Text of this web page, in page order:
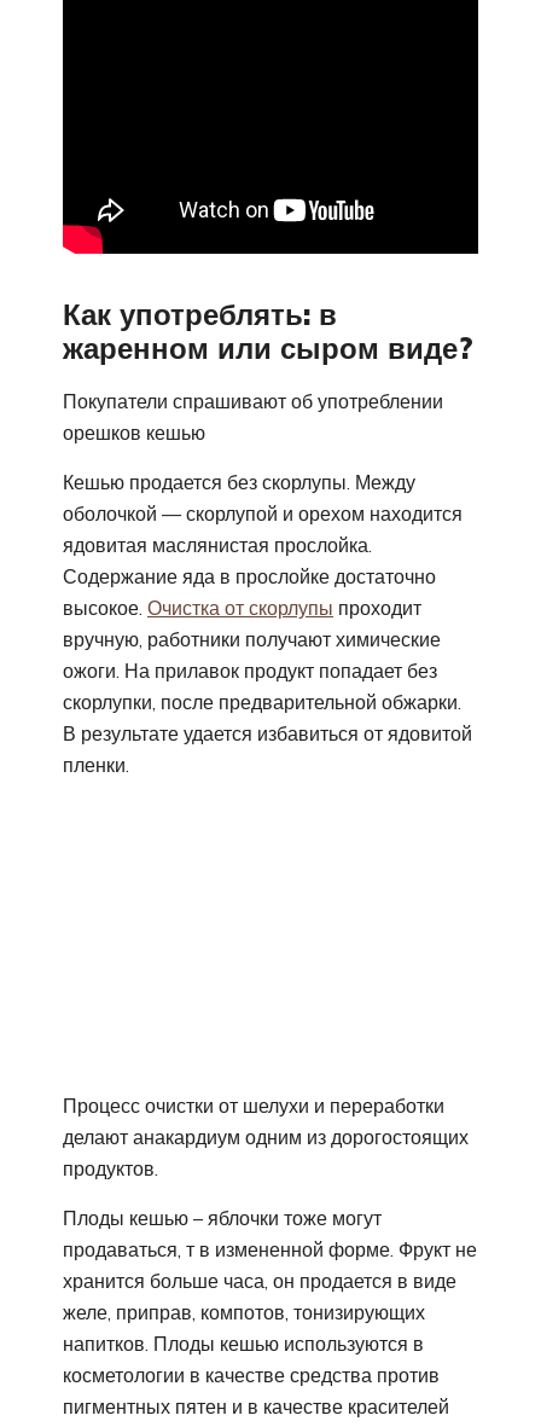
Как употреблять: в
жаренном или сыром виде?
Покупатели спрашивают об употреблении
орешков кешью
Кешью продается без скорлупы. Между
оболочкой — скорлупой и орехом находится
ядовитая маслянистая прослойка.
Содержание яда в прослойке достаточно
высокое. Очистка от скорлупы проходит
вручную, работники получают химические
ожоги. На прилавок продукт попадает без
скорлупки, после предварительной обжарки.
В результате удается избавиться от ядовитой
пленки.
Процесс очистки от шелухи и переработки
делают анакардиум одним из дорогостоящих
продуктов.
Плоды кешью – яблочки тоже могут
продаваться, т в измененной форме. Фрукт не
хранится больше часа, он продается в виде
желе, приправ, компотов, тонизирующих
напитков. Плоды кешью используются в
косметологии в качестве средства против
пигментных пятен и в качестве красителей